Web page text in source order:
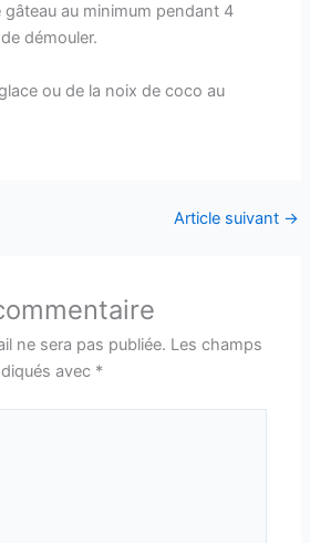
au minimum pendant 4
démouler.
ou de la noix de coco au
Article suivant →
ne sera pas publiée. Les champs
avec *